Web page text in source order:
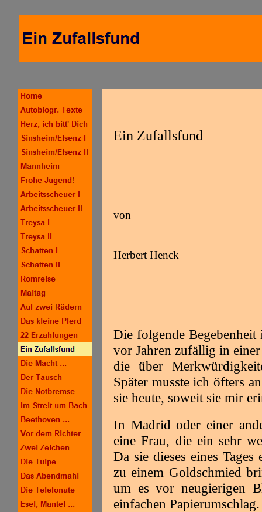
Ein Zufallsfund
von
Herbert Henck
Die folgende
vor Jahren zufällig in
die über
Später musste ich öfters
sie heute, soweit sie mir
In Madrid oder einer
eine Frau, die ein sehr
Da sie dieses eines
zu einem Goldschmied
um es vor neugierigen
einfachen Papierumschlag.